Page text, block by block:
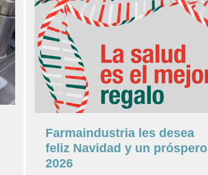
Farmaindustria les desea
feliz Navidad y un próspero
2026